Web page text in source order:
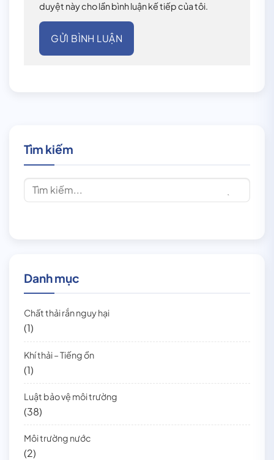
duyệt này cho lần bình luận kế tiếp của tôi.
Tìm kiếm
Danh mục
Chất thải rắn nguy hại
(1)
Khí thải – Tiếng ồn
(1)
Luật bảo vệ môi trường
(38)
Môi trường nước
(2)